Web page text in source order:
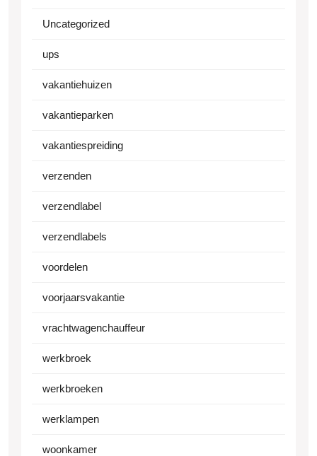
Uncategorized
ups
vakantiehuizen
vakantieparken
vakantiespreiding
verzenden
verzendlabel
verzendlabels
voordelen
voorjaarsvakantie
vrachtwagenchauffeur
werkbroek
werkbroeken
werklampen
woonkamer